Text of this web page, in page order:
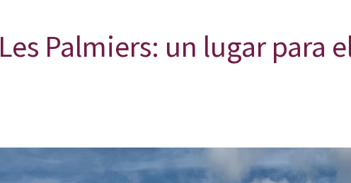
Les Palmiers: un lugar para